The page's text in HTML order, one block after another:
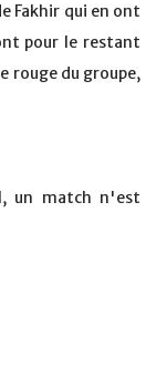
Fakhir qui en ont
pour le restant
rouge du groupe,
un match n'est